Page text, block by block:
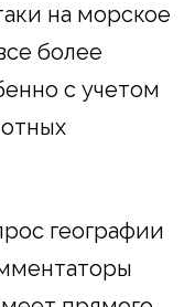
на морское
более
с учетом
географии